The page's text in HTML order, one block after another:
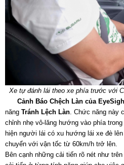
Xe tự đánh lái theo xe phía trước với
Cảnh Báo Chệch Làn của
năng Tránh Lệch Làn . Chức năng này
chỉnh nhẹ vô-lăng hướng vào phía
hiện người lái có xu hướng lái xe đè
chuyển với vận tốc từ 60km/h trở lên.
Bên cạnh những cải tiến rõ nét như